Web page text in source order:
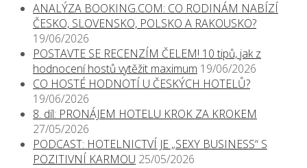
ANALÝZA BOOKING.COM: CO RODINÁM NABÍZÍ
ČESKO, SLOVENSKO, POLSKO A RAKOUSKO?
19/06/2026
POSTAVTE SE RECENZÍM ČELEM! 10 tipů, jak z
hodnocení hostů vytěžit maximum 19/06/2026
CO HOSTÉ HODNOTÍ U ČESKÝCH HOTELŮ?
19/06/2026
8. díl: PRONÁJEM HOTELU KROK ZA KROKEM
27/05/2026
PODCAST: HOTELNICTVÍ JE „SEXY BUSINESS“ S
POZITIVNÍ KARMOU 25/05/2026